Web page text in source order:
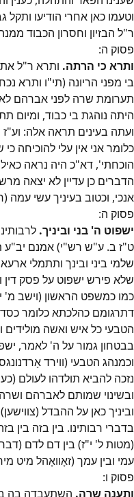
וטעמו כאן אחרי הודיעו
ר"ל הבזיון וחסרון הכבוד
פסוק ה:
ותרא כי הרתה. ותרא ר"ל
בי מפני הריונה (תי"ו ותרא
תערומת שרה לפני אברהם
היתה נוהגת בי כבוד, ומיום
ועתה בעינים תראה אלה:
כלומר אני אין עלי
הוכחתי', דא"כ היה נראה
הדברים כן עדיין לא יצאה
אנכי, וכטוב בעיניך עשי עמה
פסוק ה:
ישפוט ה' בני וביניך.
ט"ז ב. ע"ש רש"י) אמנם יב"ע
שלמי ביני ובינך ותתמלי
שלא פירש ישפוט על פסק
כמו כמשפט הראשון (וישב מ'
דתרגומם כהלכתא כלומר
הטבעי כל איש ואשה
בבטחון גמור על ה' לאמר,
וכמנהג הטבעי (ווירד
נזכה להביא תולדהו לעולם
ובשינוי שמותם לאברהם ושרה
וביניך כאן על ההבדל
בדברי רבותינו. בין בזה בין
(מטות ל' י"ז) בין דם לדם
עמי ובין עמך (זאָוואָהל מיט
פסוק ו:
ותענה שרה. השתעבדה בה